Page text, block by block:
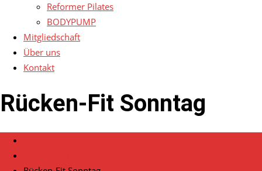
Reformer Pilates
BODYPUMP
Mitgliedschaft
Über uns
Kontakt
Rücken-Fit Sonntag